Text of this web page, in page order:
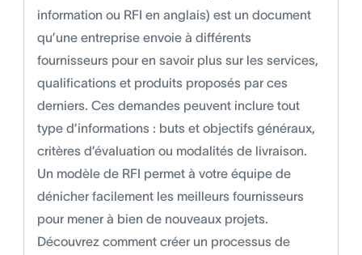
information ou RFI en anglais) est un document
qu’une entreprise envoie à différents
fournisseurs pour en savoir plus sur les services,
qualifications et produits proposés par ces
derniers. Ces demandes peuvent inclure tout
type d’informations : buts et objectifs généraux,
critères d’évaluation ou modalités de livraison.
Un modèle de RFI permet à votre équipe de
dénicher facilement les meilleurs fournisseurs
pour mener à bien de nouveaux projets.
Découvrez comment créer un processus de